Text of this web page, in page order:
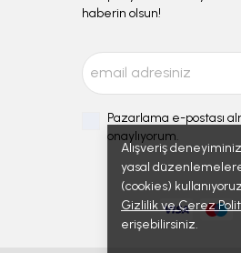
Alışveriş
yasal
(cookies)
Gizlilik ve Çerez
erişebilirsiniz.
haberin olsun!
Pazarlama e-postası
onaylıyorum.